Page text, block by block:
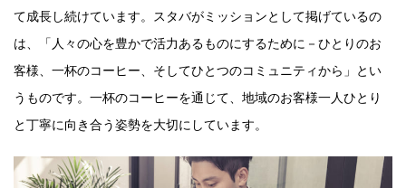
て成長し続けています。スタバがミッションとして掲げているの
は、「人々の心を豊かで活力あるものにするために－ひとりのお
客様、一杯のコーヒー、そしてひとつのコミュニティから」とい
うものです。一杯のコーヒーを通じて、地域のお客様一人ひとり
と丁寧に向き合う姿勢を大切にしています。